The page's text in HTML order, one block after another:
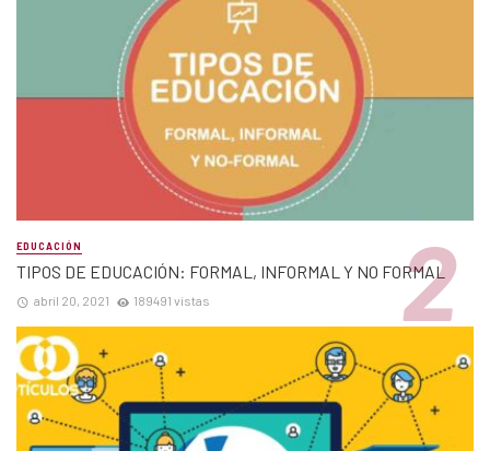
EDUCACIÓN
TIPOS DE EDUCACIÓN: FORMAL, INFORMAL Y NO FORMAL
abril 20, 2021 189491 vistas